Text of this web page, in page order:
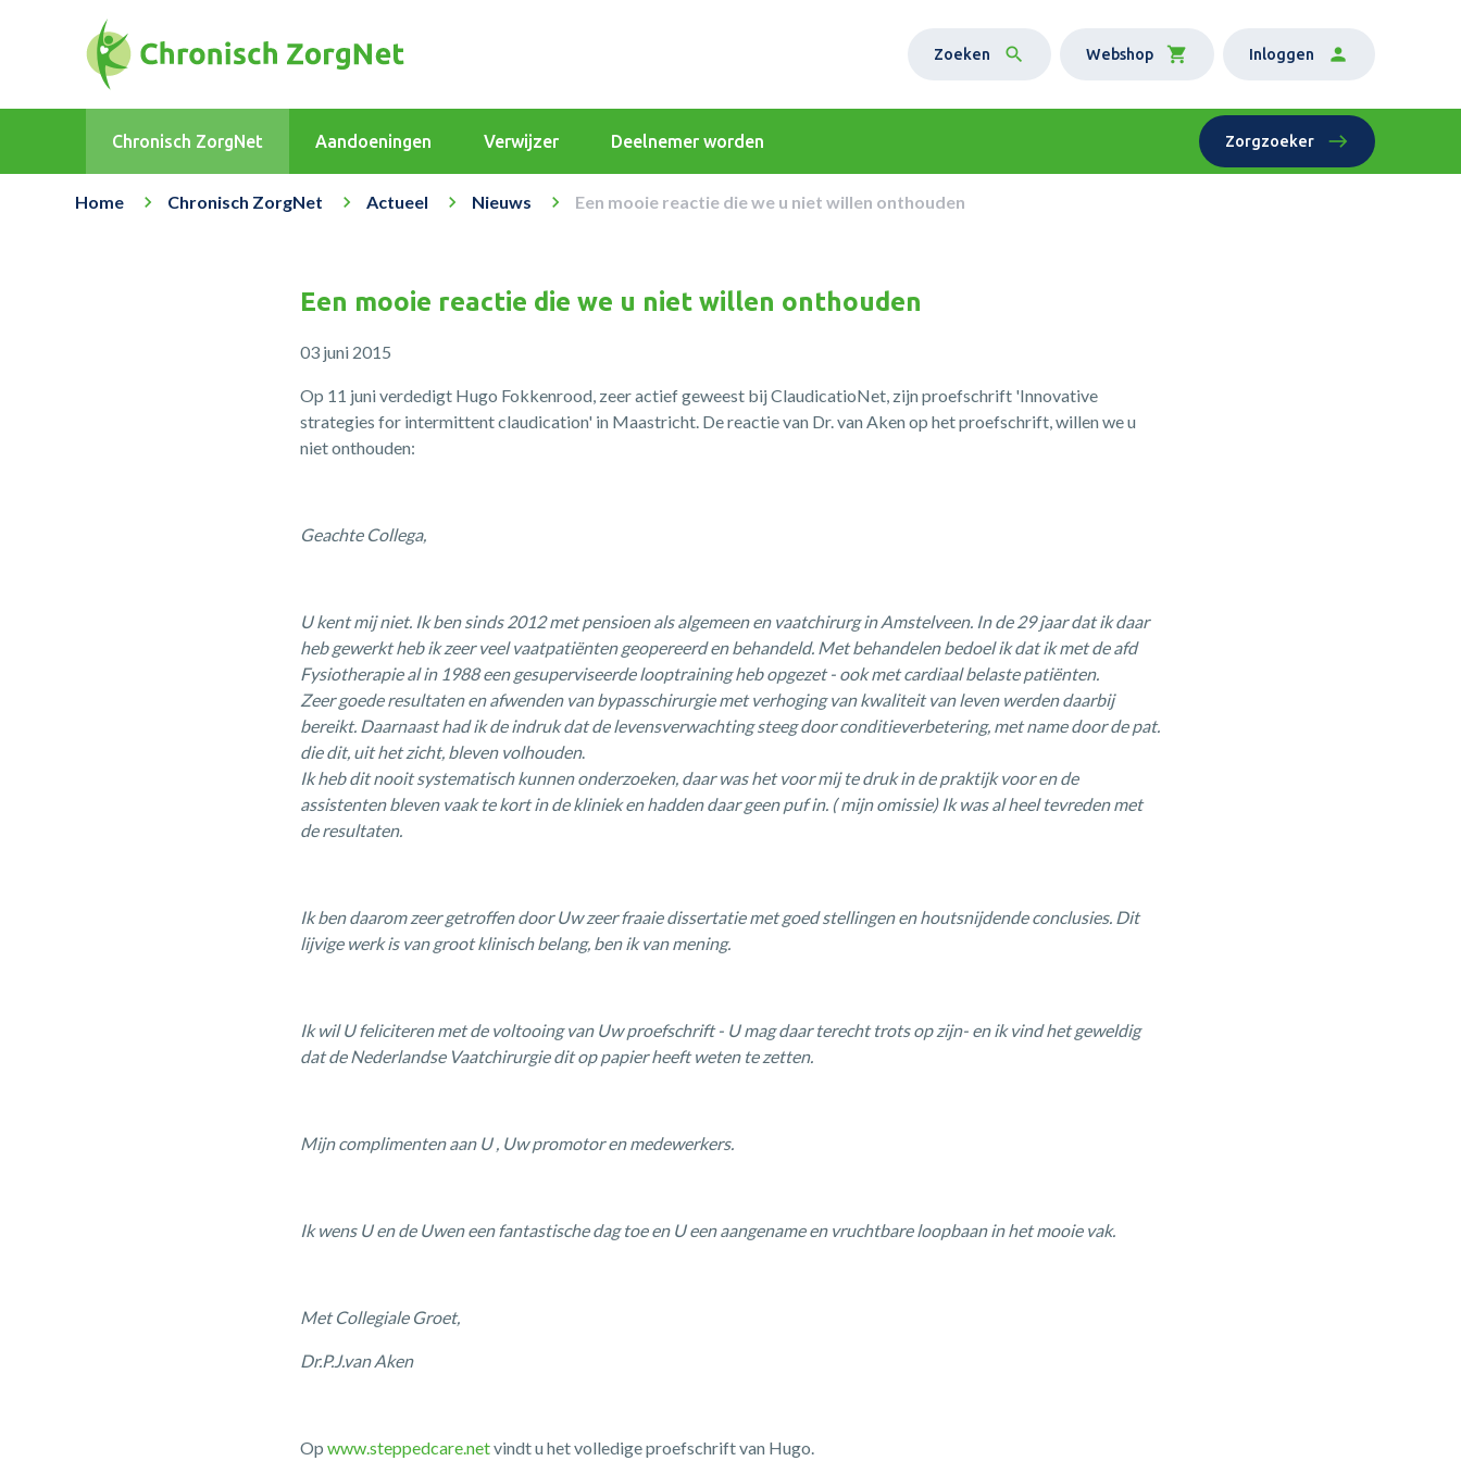
Zoeken Webshop Inloggen
Chronisch ZorgNet Aandoeningen Verwijzer Deelnemer worden Zorgzoeker
Home Chronisch ZorgNet Actueel Nieuws Een mooie reactie die we u niet willen onthouden
Een mooie reactie die we u niet willen onthouden
03 juni 2015
Op 11 juni verdedigt Hugo Fokkenrood, zeer actief geweest bij ClaudicatioNet, zijn proefschrift 'Innovative
strategies for intermittent claudication' in Maastricht. De reactie van Dr. van Aken op het proefschrift, willen we u
niet onthouden:
Geachte Collega,
U kent mij niet. Ik ben sinds 2012 met pensioen als algemeen en vaatchirurg in Amstelveen. In de 29 jaar dat ik daar
heb gewerkt heb ik zeer veel vaatpatiënten geopereerd en behandeld. Met behandelen bedoel ik dat ik met de afd
Fysiotherapie al in 1988 een gesuperviseerde looptrainingheb opgezet - ook met cardiaal belaste patiënten.
Zeer goede resultaten en afwenden van bypasschirurgie met verhoging van kwaliteit vanleven werden daarbij
bereikt. Daarnaast had ik de indruk dat de levensverwachting steeg doorconditieverbetering, met name door de pat.
die dit, uit het zicht, bleven volhouden.
Ik heb dit nooit systematisch kunnen onderzoeken, daar was het voor mij te druk in de praktijk vooren de
assistenten bleven vaak te kort in de kliniek en hadden daar geen puf in. ( mijn omissie) Ik was al heel tevreden met
de resultaten.
Ik ben daarom zeer getroffen door Uw zeer fraaie dissertatie met goed stellingen en houtsnijdendeconclusies. Dit
lijvige werk is van groot klinisch belang, ben ik van mening.
Ik wil U feliciteren met de voltooing van Uw proefschrift - U mag daar terecht trots op zijn- en ik vindhet geweldig
dat de Nederlandse Vaatchirurgie dit op papier heeft weten te zetten.
Mijn complimenten aan U , Uw promotor en medewerkers.
Ik wens U en de Uwen een fantastische dag toe en U een aangename en vruchtbare loopbaan in het mooie vak.
Met Collegiale Groet,
Dr.P.J.van Aken
Opwww.steppedcare.netvindt u het volledige proefschrift van Hugo.